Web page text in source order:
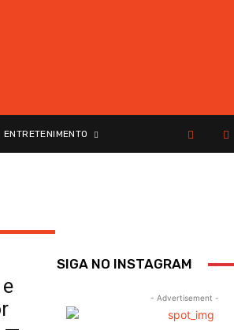
ENTRETENIMENTO
SIGA NO INSTAGRAM
- Advertisement -